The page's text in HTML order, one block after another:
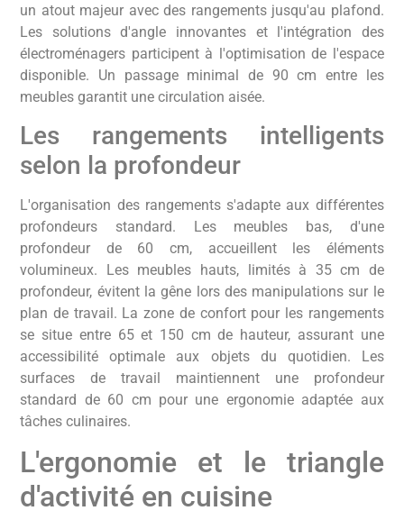
un atout majeur avec des rangements jusqu'au plafond.
Les solutions d'angle innovantes et l'intégration des
électroménagers participent à l'optimisation de l'espace
disponible. Un passage minimal de 90 cm entre les
meubles garantit une circulation aisée.
Les rangements intelligents
selon la profondeur
L'organisation des rangements s'adapte aux différentes
profondeurs standard. Les meubles bas, d'une
profondeur de 60 cm, accueillent les éléments
volumineux. Les meubles hauts, limités à 35 cm de
profondeur, évitent la gêne lors des manipulations sur le
plan de travail. La zone de confort pour les rangements
se situe entre 65 et 150 cm de hauteur, assurant une
accessibilité optimale aux objets du quotidien. Les
surfaces de travail maintiennent une profondeur
standard de 60 cm pour une ergonomie adaptée aux
tâches culinaires.
L'ergonomie et le triangle
d'activité en cuisine